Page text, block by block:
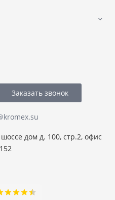
дом д. 100, стр.2, офис
Заказать звонок